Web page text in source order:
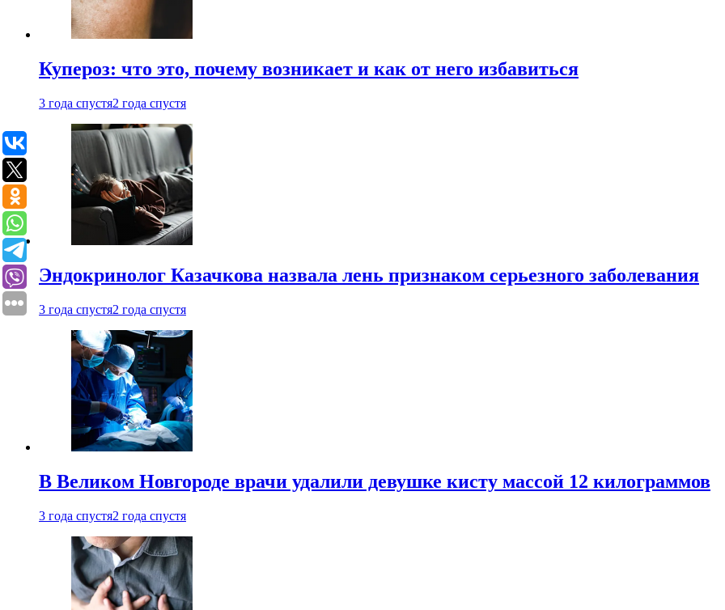
Купероз: что это, почему возникает и как от него избавиться
3 года спустя2 года спустя
Эндокринолог Казачкова назвала лень признаком серьезного заболевания
3 года спустя2 года спустя
В Великом Новгороде врачи удалили девушке кисту массой 12 килограммов
3 года спустя2 года спустя